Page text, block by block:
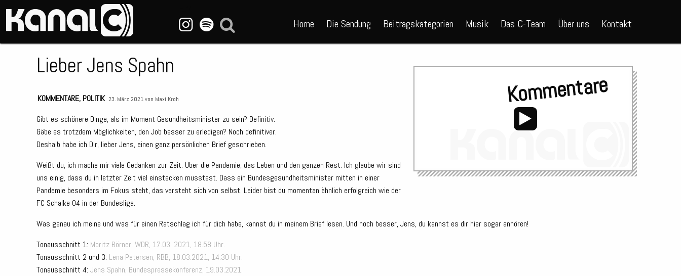
Home Die Sendung Beitragskategorien Musik Das C-Team Über uns Kontakt
Kommentare
Audio-
Lieber Jens Spahn
KOMMENTARE, POLITIK 23. März 2021 von Maxi Kroh
Gibt es schönere Dinge, als im Moment Gesundheitsminister zu sein? Definitiv.
Gäbe es trotzdem Möglichkeiten, den Job besser zu erledigen? Noch definitiver.
Deshalb habe ich Dir, lieber Jens, einen ganz persönlichen Brief geschrieben.
Weißt du, ich mache mir viele Gedanken zur Zeit. Über die Pandemie, das Leben und den ganzen Rest. Ich glaube wir sind
uns einig, dass du in letzter Zeit viel einstecken musstest. Dass ein Bundesgesundheitsminister mitten in einer
Pandemie besonders im Fokus steht, das versteht sich von selbst. Leider bist du momentan ähnlich erfolgreich wie der
FC Schalke 04 in der Bundesliga.
Was genau ich meine und was für einen Ratschlag ich für dich habe, kannst du in meinem Brief lesen. Und noch besser, Jens, du kannst es dir hier sogar anhören!
Tonausschnitt 1: Moritz Börner, WDR, 17.03. 2021, 18.58 Uhr.
Tonausschnitt 2 und 3: Lena Petersen, RBB, 18.03.2021, 14.30 Uhr.
Tonausschnitt 4: Jens Spahn, Bundespressekonferenz, 19.03.2021.